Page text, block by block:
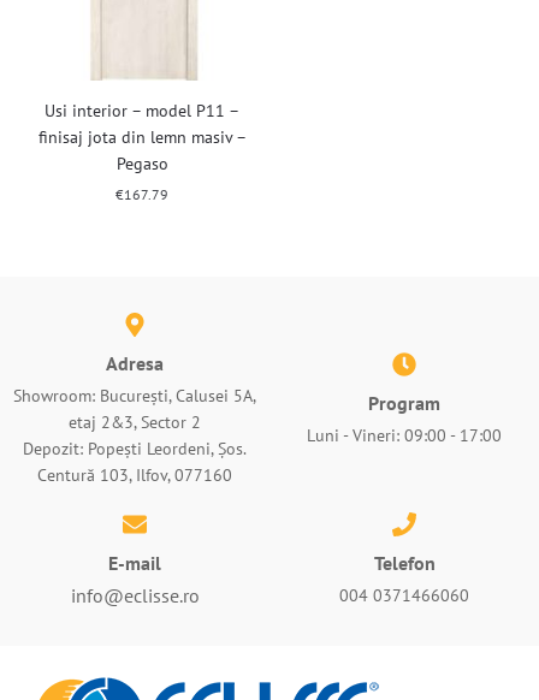
Usi interior – model P11 –
finisaj jota din lemn masiv –
Pegaso
€167.79
Adresa
Showroom: București, Calusei 5A,
etaj 2&3, Sector 2
Depozit: Popești Leordeni, Șos.
Centură 103, Ilfov, 077160
Program
Luni - Vineri: 09:00 - 17:00
E-mail
info@eclisse.ro
Telefon
004 0371466060